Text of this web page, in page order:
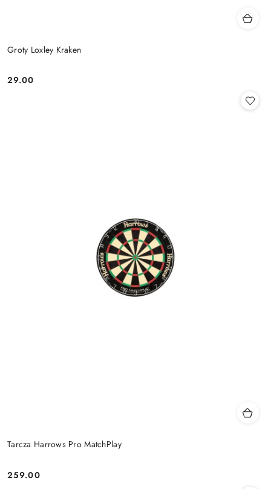
Groty Loxley Kraken
Cena:
29.00
Tarcza Harrows Pro MatchPlay
Cena:
259.00